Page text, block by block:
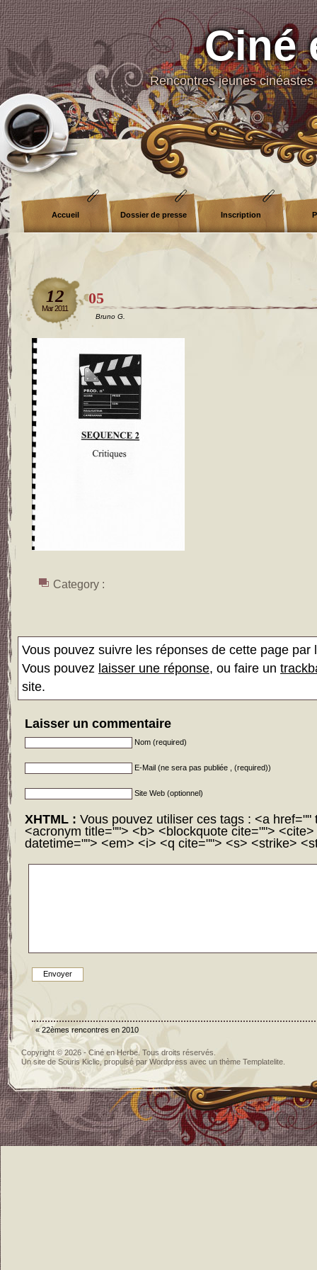
Ciné
Rencontres jeunes
Accueil Dossier de presse Inscription
12
Mar 2011
05
Bruno G.
Category :
Vous pouvez suivre les réponses de cette page
Vous pouvez laisser une réponse, ou faire un
site.
Laisser un commentaire
Nom (required)
E-Mail (ne sera pas publiée , (required))
Site Web (optionnel)
XHTML : Vous pouvez utiliser ces tags : <a
<acronym title=""> <b> <blockquote cite="">
datetime=""> <em> <i> <q cite=""> <s> <strike>
«22èmes rencontres en 2010
Copyright © 2026 - Ciné en Herbe. Tous droits réservés.
Un site de Souris Kiclic, propulsé parWordpress avec un thème Templatelite